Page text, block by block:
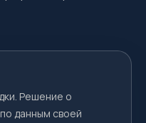
Решение о
данным своей